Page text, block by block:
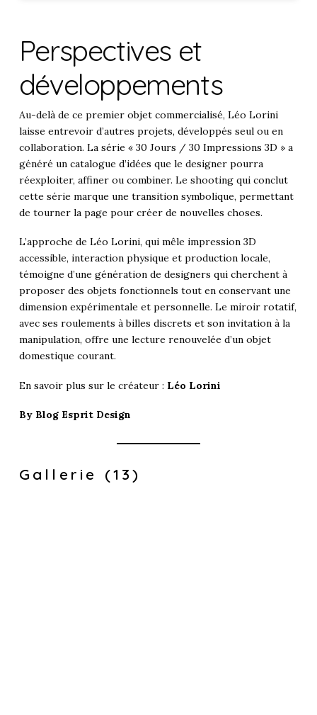
Perspectives et
développements
Au-delà de ce premier objet commercialisé, Léo Lorini
laisse entrevoir d’autres projets, développés seul ou en
collaboration. La série « 30 Jours / 30 Impressions 3D » a
généré un catalogue d’idées que le designer pourra
réexploiter, affiner ou combiner. Le shooting qui conclut
cette série marque une transition symbolique, permettant
de tourner la page pour créer de nouvelles choses.
L’approche de Léo Lorini, qui mêle impression 3D
accessible, interaction physique et production locale,
témoigne d’une génération de designers qui cherchent à
proposer des objets fonctionnels tout en conservant une
dimension expérimentale et personnelle. Le miroir rotatif,
avec ses roulements à billes discrets et son invitation à la
manipulation, offre une lecture renouvelée d’un objet
domestique courant.
En savoir plus sur le créateur : Léo Lorini
By Blog Esprit Design
Gallerie (13)